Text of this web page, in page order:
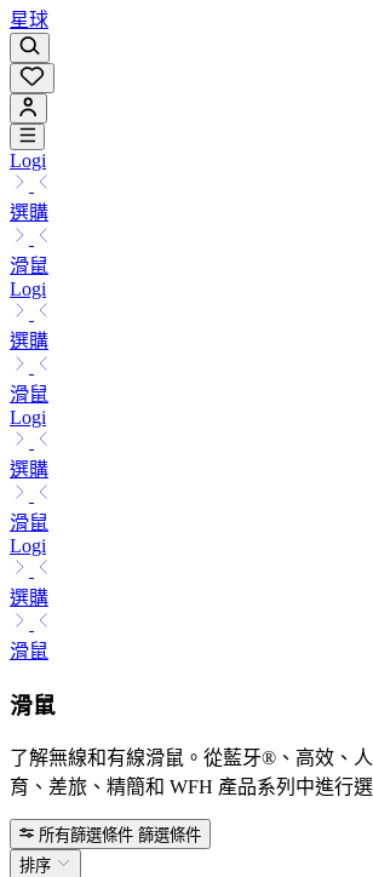
星球
Logi
選購
滑鼠
Logi
選購
滑鼠
Logi
選購
滑鼠
Logi
選購
滑鼠
滑鼠
了解無線和有線滑鼠。從藍牙®、高效、
育、差旅、精簡和 WFH 產品系列中進行選
所有篩選條件 篩選條件
排序